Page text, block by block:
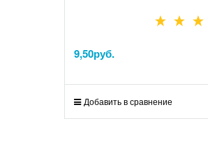
9,50руб.
Добавить в сравнение